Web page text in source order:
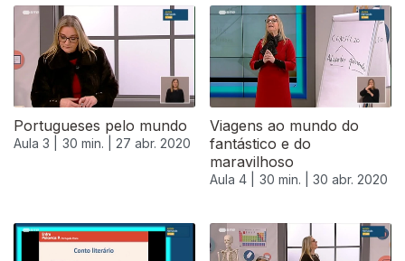
Portugueses pelo mundo
Aula 3 | 30 min. | 27 abr. 2020
Viagens ao mundo do
fantástico e do
maravilhoso
Aula 4 | 30 min. | 30 abr. 2020